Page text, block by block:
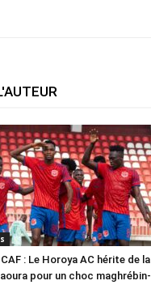
: Le Horoya AC hérite de la
pour un choc maghrébin-